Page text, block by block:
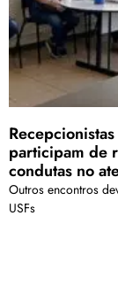
participam de
condutas no
Outros encontros
USFs